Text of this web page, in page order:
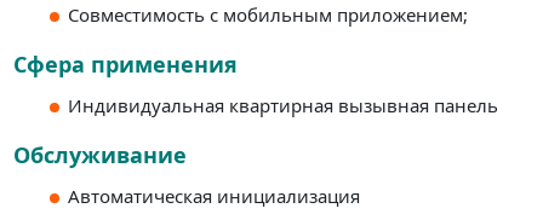
Совместимость с мобильным приложением;
Сфера применения
Индивидуальная квартирная вызывная панель
Обслуживание
Автоматическая инициализация